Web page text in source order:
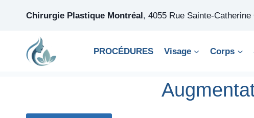
Chirurgie Plastique Montréal, 4055 Rue Sainte-
PROCÉDURES Visage Corps